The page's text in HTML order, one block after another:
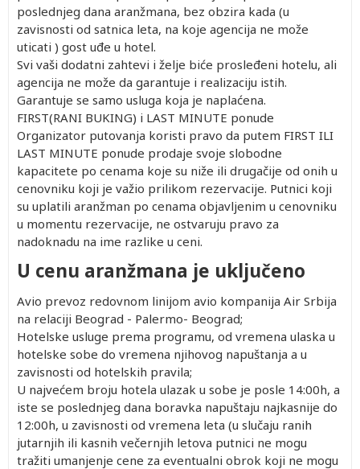
poslednjeg dana aranžmana, bez obzira kada (u
zavisnosti od satnica leta, na koje agencija ne može
uticati ) gost uđe u hotel.
Svi vaši dodatni zahtevi i želje biće prosleđeni hotelu, ali
agencija ne može da garantuje i realizaciju istih.
Garantuje se samo usluga koja je naplaćena.
FIRST(RANI BUKING) i LAST MINUTE ponude
Organizator putovanja koristi pravo da putem FIRST ILI
LAST MINUTE ponude prodaje svoje slobodne
kapacitete po cenama koje su niže ili drugačije od onih u
cenovniku koji je važio prilikom rezervacije. Putnici koji
su uplatili aranžman po cenama objavljenim u cenovniku
u momentu rezervacije, ne ostvaruju pravo za
nadoknadu na ime razlike u ceni.
U cenu aranžmana je uključeno
Avio prevoz redovnom linijom avio kompanija Air Srbija
na relaciji Beograd - Palermo- Beograd;
Hotelske usluge prema programu, od vremena ulaska u
hotelske sobe do vremena njihovog napuštanja a u
zavisnosti od hotelskih pravila;
U najvećem broju hotela ulazak u sobe je posle 14:00h, a
iste se poslednjeg dana boravka napuštaju najkasnije do
12:00h, u zavisnosti od vremena leta (u slučaju ranih
jutarnjih ili kasnih večernjih letova putnici ne mogu
tražiti umanjenje cene za eventualni obrok koji ne mogu